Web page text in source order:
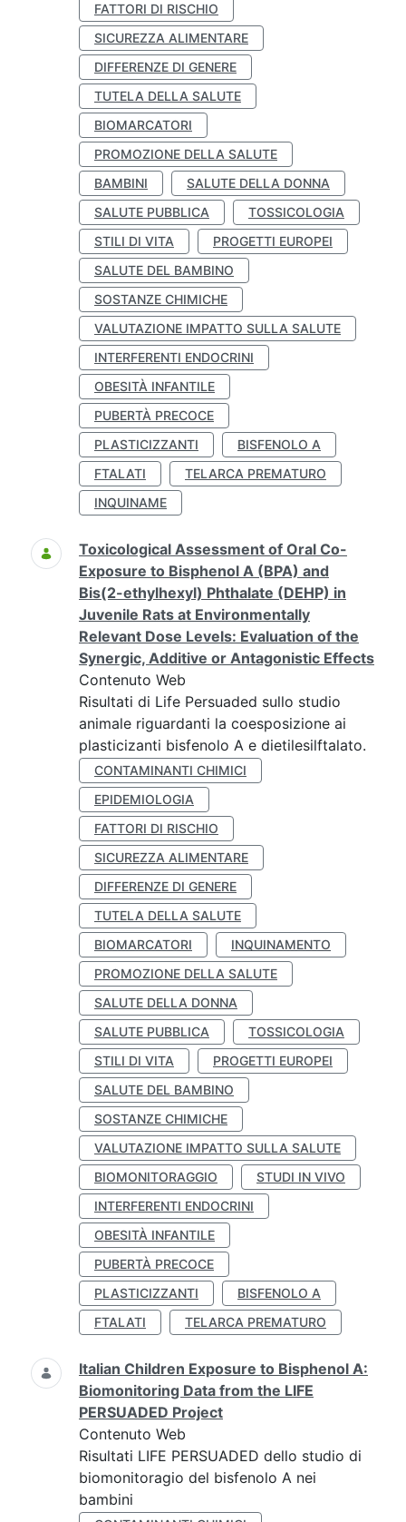
FATTORI DI RISCHIO
SICUREZZA ALIMENTARE
DIFFERENZE DI GENERE
TUTELA DELLA SALUTE
BIOMARCATORI
PROMOZIONE DELLA SALUTE
BAMBINI
SALUTE DELLA DONNA
SALUTE PUBBLICA
TOSSICOLOGIA
STILI DI VITA
PROGETTI EUROPEI
SALUTE DEL BAMBINO
SOSTANZE CHIMICHE
VALUTAZIONE IMPATTO SULLA SALUTE
INTERFERENTI ENDOCRINI
OBESITÀ INFANTILE
PUBERTÀ PRECOCE
PLASTICIZZANTI
BISFENOLO A
FTALATI
TELARCA PREMATURO
INQUINAME
Toxicological Assessment of Oral Co-
Exposure to Bisphenol A (BPA) and
Bis(2-ethylhexyl) Phthalate (DEHP) in
Juvenile Rats at Environmentally
Relevant Dose Levels: Evaluation of the
Synergic, Additive or Antagonistic Effects
Contenuto Web
Risultati di Life Persuaded sullo studio
animale riguardanti la coesposizione ai
plasticizanti bisfenolo A e dietilesilftalato.
CONTAMINANTI CHIMICI
EPIDEMIOLOGIA
FATTORI DI RISCHIO
SICUREZZA ALIMENTARE
DIFFERENZE DI GENERE
TUTELA DELLA SALUTE
BIOMARCATORI
INQUINAMENTO
PROMOZIONE DELLA SALUTE
SALUTE DELLA DONNA
SALUTE PUBBLICA
TOSSICOLOGIA
STILI DI VITA
PROGETTI EUROPEI
SALUTE DEL BAMBINO
SOSTANZE CHIMICHE
VALUTAZIONE IMPATTO SULLA SALUTE
BIOMONITORAGGIO
STUDI IN VIVO
INTERFERENTI ENDOCRINI
OBESITÀ INFANTILE
PUBERTÀ PRECOCE
PLASTICIZZANTI
BISFENOLO A
FTALATI
TELARCA PREMATURO
Italian Children Exposure to Bisphenol A:
Biomonitoring Data from the LIFE
PERSUADED Project
Contenuto Web
Risultati LIFE PERSUADED dello studio di
biomonitoragio del bisfenolo A nei
bambini